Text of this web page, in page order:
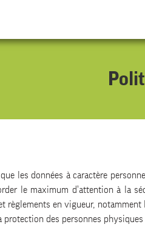
les données à caractère
le maximum d’attention à la
règlements en vigueur,
des personnes physiques